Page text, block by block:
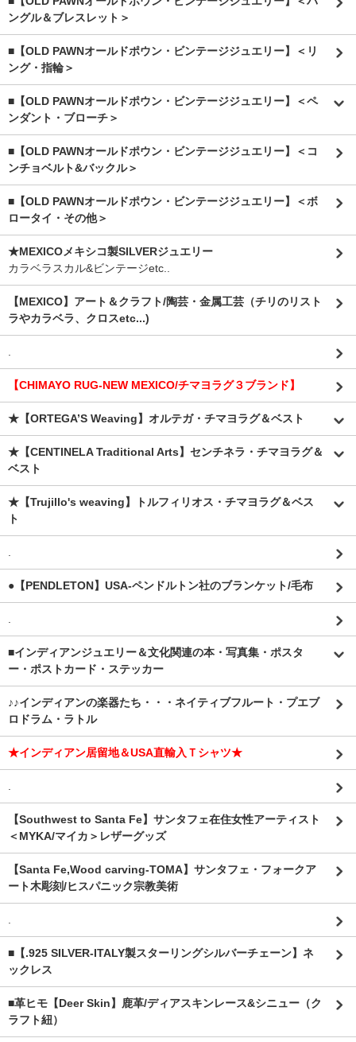
ングル＆ブレスレット＞
■【OLD PAWNオールドポウン・ビンテージジュエリー】＜リ
ング・指輪＞
■【OLD PAWNオールドポウン・ビンテージジュエリー】＜ペ
ンダント・ブローチ＞
■【OLD PAWNオールドポウン・ビンテージジュエリー】＜コ
ンチョベルト&バックル＞
■【OLD PAWNオールドポウン・ビンテージジュエリー】＜ボ
ロータイ・その他＞
★MEXICOメキシコ製SILVERジュエリー
カラベラスカル&ビンテージetc..
【MEXICO】アート＆クラフト/陶芸・金属工芸（チリのリスト
ラやカラベラ、クロスetc...)
.
【CHIMAYO RUG-NEW MEXICO/チマヨラグ３ブランド】
★【ORTEGA’S Weaving】オルテガ・チマヨラグ＆ベスト
★【CENTINELA Traditional Arts】センチネラ・チマヨラグ＆
ベスト
★【Trujillo's weaving】トルフィリオス・チマヨラグ＆ベス
ト
.
●【PENDLETON】USA-ペンドルトン社のブランケット/毛布
.
■インディアンジュエリー＆文化関連の本・写真集・ポスタ
ー・ポストカード・ステッカー
♪♪インディアンの楽器たち・・・ネイティブフルート・プエブ
ロドラム・ラトル
★インディアン居留地＆USA直輸入Ｔシャツ★
.
【Southwest to Santa Fe】サンタフェ在住女性アーティスト
＜MYKA/マイカ＞レザーグッズ
【Santa Fe,Wood carving-TOMA】サンタフェ・フォークア
ート木彫刻/ヒスパニック宗教美術
.
■【.925 SILVER-ITALY製スターリングシルバーチェーン】ネ
ックレス
■革ヒモ【Deer Skin】鹿革/ディアスキンレース&シニュー（ク
ラフト紐）